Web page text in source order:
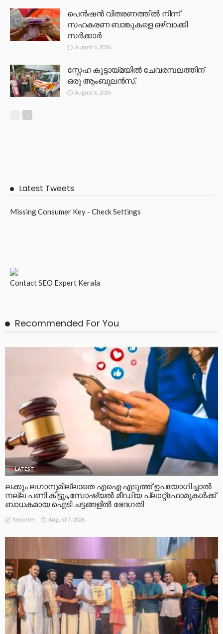
പെൻഷൻ വിതരണത്തിൽ നിന്ന്
സഹകരണ ബാങ്കുകളെ ഒഴിവാക്കി
സർക്കാർ
August 6, 2026
സ്നേഹ കൂട്ടായ്മയിൽ ചേവരമ്പലത്തിന്
ഒരു ആംബുലൻസ്.
August 6, 2026
Latest Tweets
Missing Consumer Key - Check Settings
ContactSEO Expert Kerala
Recommended For You
LATEST
ലക്കും ലഗാനുമില്ലാതെ എഐ എടുത്ത് ഉപയോഗിച്ചാല്‍
നല്ല പണി കിട്ടും,സോഷ്യല്‍ മീഡിയ പ്ലാറ്റ്‌ഫോമുകള്‍ക്ക്
ബാധകമായ ഐടി ചട്ടങ്ങളില്‍ ഭേദഗതി
Reporter August 7, 2026